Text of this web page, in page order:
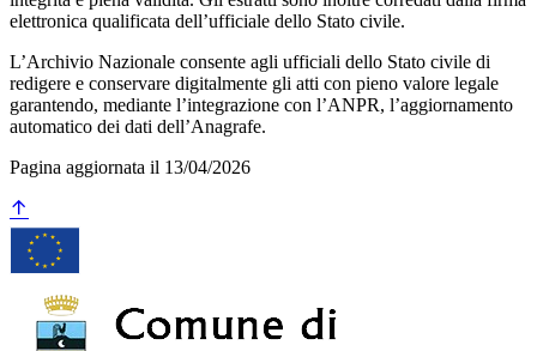
elettronica qualificata dell’ufficiale dello Stato civile.
L’Archivio Nazionale consente agli ufficiali dello Stato civile di
redigere e conservare digitalmente gli atti con pieno valore legale
garantendo, mediante l’integrazione con l’ANPR, l’aggiornamento
automatico dei dati dell’Anagrafe.
Pagina aggiornata il 13/04/2026